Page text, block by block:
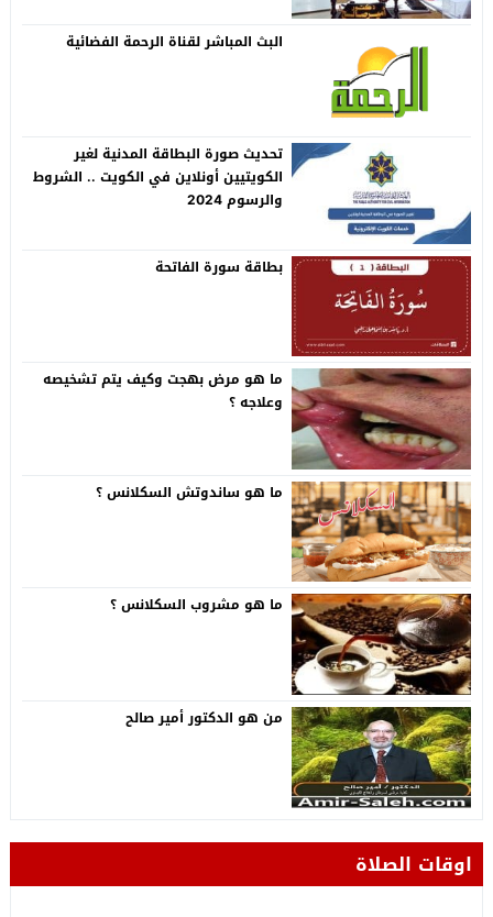
البث المباشر لقناة الرحمة الفضائية
تحديث صورة البطاقة المدنية لغير
الكويتيين أونلاين في الكويت .. الشروط
والرسوم 2024
بطاقة سورة الفاتحة
ما هو مرض بهجت وكيف يتم تشخيصه
وعلاجه ؟
ما هو ساندوتش السكلانس ؟
ما هو مشروب السكلانس ؟
من هو الدكتور أمير صالح
اوقات الصلاة